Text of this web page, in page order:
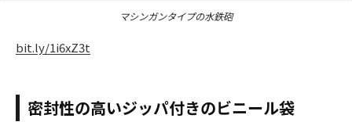
マシンガンタイプの水鉄砲
bit.ly/1i6xZ3t
密封性の高いジッパ付きのビニール袋